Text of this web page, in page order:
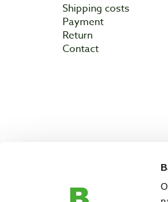
Shipping costs
Payment
Return
Contact